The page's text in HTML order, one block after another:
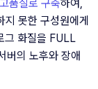
품질로 구축하여,
못한 구성원에게
그 화질을 FULL
버의 노후와 장애